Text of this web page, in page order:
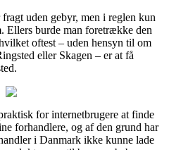
uden gebyr, men i reglen kun
Ellers burde man foretrække den
oftest – uden hensyn til om
eller Skagen – er at få
for internetbrugere at finde
forhandlere, og af den grund har
i Danmark ikke kunne lade